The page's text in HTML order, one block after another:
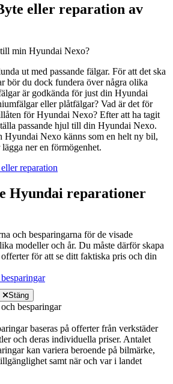
eller reparation av
min Hyundai Nexo?
ut med passande fälgar. För att det ska
bör du dock fundera över några olika
är godkända för just din Hyundai
eller plåtfälgar? Vad är det för
för Hyundai Nexo? Efter att ha tagit
passande hjul till din Hyundai Nexo.
Hyundai Nexo känns som en helt ny bil,
ner en förmögenhet.
reparation
Hyundai reparationer
och besparingarna för de visade
modeller och år. Du måste därför skapa
för att se ditt faktiska pris och din
Stäng
besparingar
baseras på offerter från verkstäder
och deras individuella priser. Antalet
kan variera beroende på bilmärke,
samt när och var i landet